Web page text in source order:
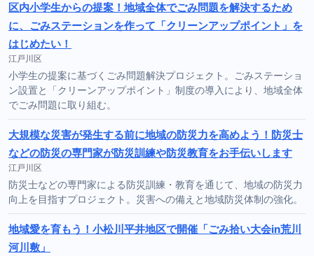
区内小学生からの提案！地域全体でごみ問題を解決するため
に、ごみステーションを作って「クリーンアップポイント」を
はじめたい！
江戸川区
小学生の提案に基づくごみ問題解決プロジェクト。ごみステーショ
ン設置と「クリーンアップポイント」制度の導入により、地域全体
でごみ問題に取り組む。
大規模な災害が発生する前に地域の防災力を高めよう！防災士
などの防災の専門家が防災訓練や防災教育をお手伝いします
江戸川区
防災士などの専門家による防災訓練・教育を通じて、地域の防災力
向上を目指すプロジェクト。災害への備えと地域防災体制の強化。
地域愛を育もう！小松川平井地区で開催「ごみ拾い大会in荒川
河川敷」